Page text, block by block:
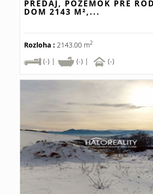
PREDAJ, POZEMOK PRE
DOM 2143 M²,...
Rozloha : 2143.00 m2
(-) |
(-) | (-)